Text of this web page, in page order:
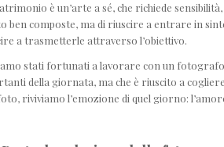
è un’arte a sé, che richiede
ben composte, ma di riuscire a entrare in
a trasmetterle attraverso l’obiettivo.
stati fortunati a lavorare con un
della giornata, ma che è riuscito a
riviviamo l’emozione di quel giorno: